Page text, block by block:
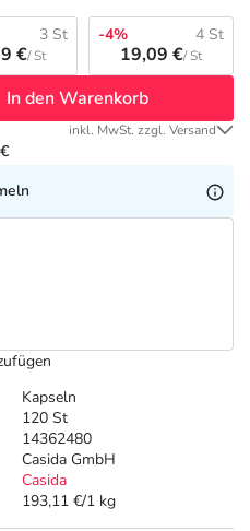
Kapseln
120 St
14362480
Casida GmbH
Casida
193,11 €/1 kg
3 St
€/ St
-4% 4 St
19,09 €/ St
In den Warenkorb
inkl. MwSt. zzgl. Versand